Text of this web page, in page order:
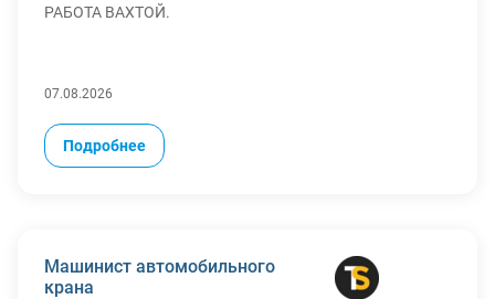
РАБОТА ВАХТОЙ.
Подробнее
07.08.2026
Машинист автомобильного
крана